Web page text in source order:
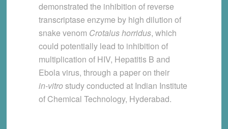
demonstrated the inhibition of reverse
transcriptase enzyme by high dilution of
snake venom Crotalus horridus, which
could potentially lead to inhibition of
multiplication of HIV, Hepatitis B and
Ebola virus, through a paper on their
in‑vitrostudy conducted at Indian Institute
of Chemical Technology, Hyderabad.